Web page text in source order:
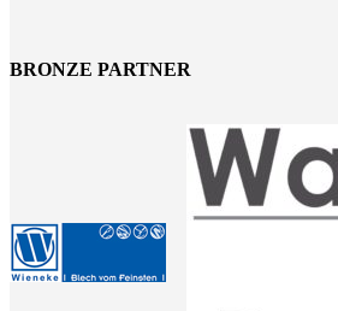
BRONZE PARTNER